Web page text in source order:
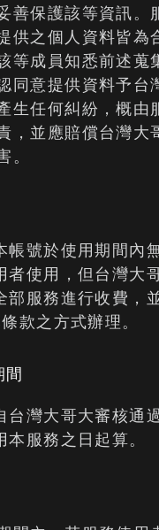
善保護該等資訊。
供之個人資料皆為
等成員知悉前述蒐
同意提供資料予台
生任何糾紛，概由
，並應賠償台灣大
。
帳號於使用期間內
者使用，但台灣大
部服務進行收費，
款之方式辦理。
間
台灣大哥大審核通
服務之日起算。